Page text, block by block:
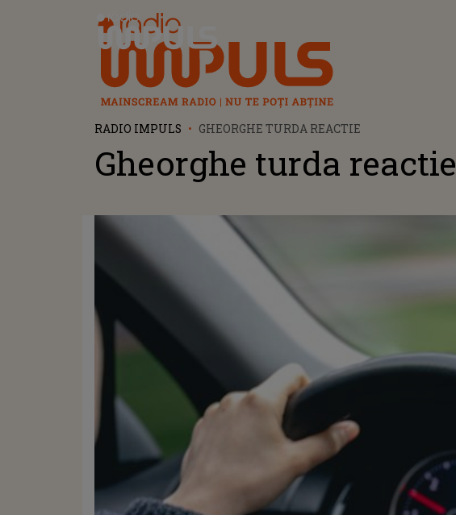
Radio Impuls
RADIO IMPULS GHEORGHE TURDA REACTIE
Gheorghe turda reactie